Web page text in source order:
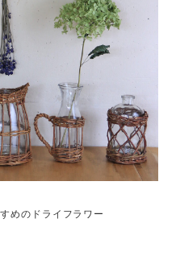
めのドライフラワー